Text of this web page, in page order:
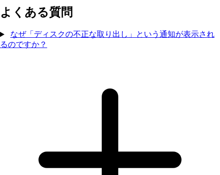
よくある質問
なぜ「ディスクの不正な取り出し」という通知が表示され
るのですか？